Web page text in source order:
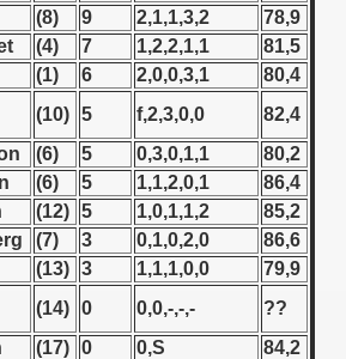
(8) 9 2,1,1,3,2
78,9
(4) 7 1,2,2,1,1
81,5
(1) 6 2,0,0,3,1
80,4
(10) 5 f,2,3,0,0
82,4
(6) 5 0,3,0,1,1
80,2
(6) 5 1,1,2,0,1
86,4
(12) 5 1,0,1,1,2
85,2
(7) 3 0,1,0,2,0
86,6
(13) 3 1,1,1,0,0
79,9
(14) 0 0,0,-,-,-
??
(17) 0 0,S
84,2